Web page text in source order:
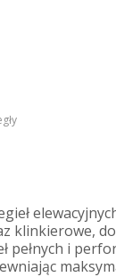
klinkierowe,
pełnych i